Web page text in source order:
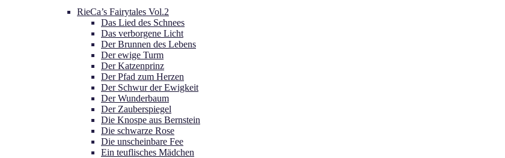
RieCa’s Fairytales Vol.2
Das Lied des Schnees
Das verborgene Licht
Der Brunnen des Lebens
Der ewige Turm
Der Katzenprinz
Der Pfad zum Herzen
Der Schwur der Ewigkeit
Der Wunderbaum
Der Zauberspiegel
Die Knospe aus Bernstein
Die schwarze Rose
Die unscheinbare Fee
Ein teuflisches Mädchen